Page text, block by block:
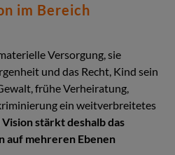
im Bereich
Versorgung, sie
und das Recht, Kind sein
frühe Verheiratung,
ein weitverbreitetes
stärkt deshalb das
auf mehreren Ebenen